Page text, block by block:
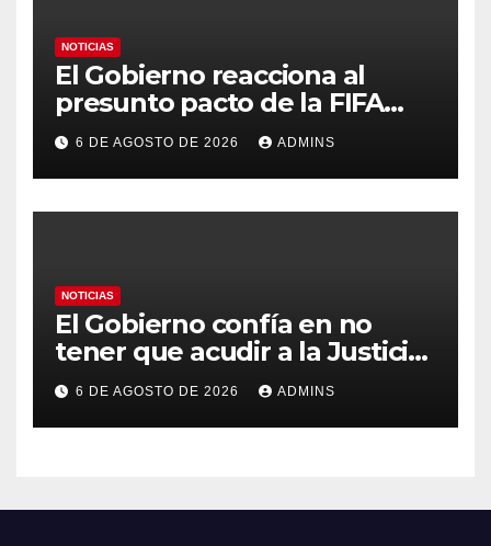
NOTICIAS
El Gobierno reacciona al
presunto pacto de la FIFA
con Marruecos para acoger la
final del Mundial 2030:
«Tiene que ser en España»
6 DE AGOSTO DE 2026 ADMINS
NOTICIAS
El Gobierno confía en no
tener que acudir a la Justicia
por el reparto de menores
mientras el PP pide la
apertura del Congreso por la
6 DE AGOSTO DE 2026 ADMINS